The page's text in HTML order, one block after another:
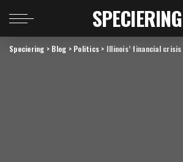
SPECIERING
Speciering > Blog > Politics > Illinois’ financial crisis